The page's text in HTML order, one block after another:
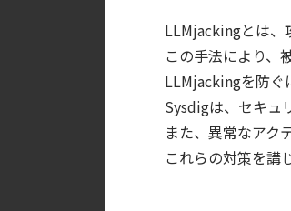
【お知らせ】ブログを更
【ブログ】CISO のため
【ブログ】AIワークロー
【ブログ】AWS/GCP
【ブログ】CWPP（
LLMjackingとは、
この手法により、
LLMjackingを防ぐ
Sysdigは、セキュ
また、異常なアク
これらの対策を講